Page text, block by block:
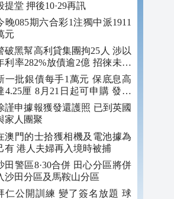
提堂 押後10·29再訊
晚085期六合彩1注獨中派1911
元
破黑幫高利貸集團拘25人 涉以
利率282%放債逾2億 招徠未成
追數
一批銀債每手1萬元 保底息高
4.25厘 8月21日起可申購 發行
額最多550億
謹申據報獲發還護照 已到英國
家人團聚
澳門的士拾獲相機及電池據為
有 港人夫婦再入境時被捕
田警區8·30合併 田心分區將併
沙田分區及馬鞍山分區
仁公開訓練 變了簽名放題 球